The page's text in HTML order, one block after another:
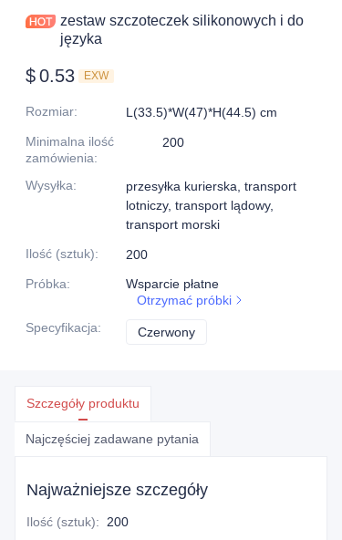
zestaw szczoteczek silikonowych i do
języka
$0.53 EXW
Rozmiar:
L(33.5)*W(47)*H(44.5) cm
Minimalna ilość
zamówienia:
200
Wysyłka:
przesyłka kurierska, transport
lotniczy, transport lądowy,
transport morski
Ilość (sztuk):
200
Próbka:
Wsparcie płatne
Otrzymać próbki
Specyfikacja: Czerwony
Szczegóły produktu
Najczęściej zadawane pytania
Najważniejsze szczegóły
Ilość (sztuk): 200